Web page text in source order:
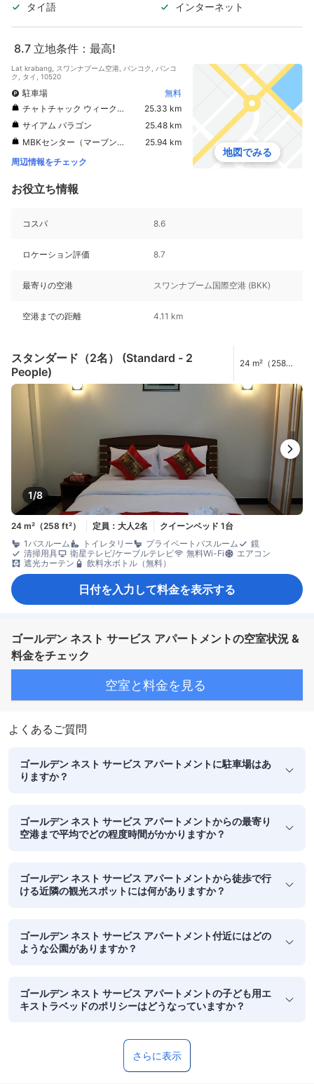
タイ語
インターネット
8.7 立地条件：最高!
Lat krabang, スワンナプーム空港, バンコク, バンコ
ク, タイ, 10520
駐車場
無料
チャトチャック ウィークエンドマーケット
25.33 km
サイアム パラゴン
25.48 km
MBKセンター（マーブンクロンセンター）
25.94 km
周辺情報をチェック
地図でみる
お役立ち情報
コスパ 8.6
ロケーション評価 8.7
最寄りの空港 スワンナプーム国際空港 (BKK)
空港までの距離 4.11 km
スタンダード（2名） (Standard - 2
People)
24 m²（258
1/8
24 m²（258 ft²） 定員：大人2名
クイーンベッド 1台
1バスルーム
トイレタリー プライベートバスルーム
鏡
清掃用具
衛星テレビ/ケーブルテレビ 無料Wi-Fi
エアコン
遮光カーテン
飲料水ボトル（無料）
日付を入力して料金を表示する
ゴールデン ネスト サービス アパートメントの空室状況 &
料金をチェック
空室と料金を見る
よくあるご質問
ゴールデン ネスト サービス アパートメントに駐車場はあ
りますか？
ゴールデン ネスト サービス アパートメントからの最寄り
空港まで平均でどの程度時間がかかりますか？
ゴールデン ネスト サービス アパートメントから徒歩で行
ける近隣の観光スポットには何がありますか？
ゴールデン ネスト サービス アパートメント付近にはどの
ような公園がありますか？
ゴールデン ネスト サービス アパートメントの子ども用エ
キストラベッドのポリシーはどうなっていますか？
さらに表示